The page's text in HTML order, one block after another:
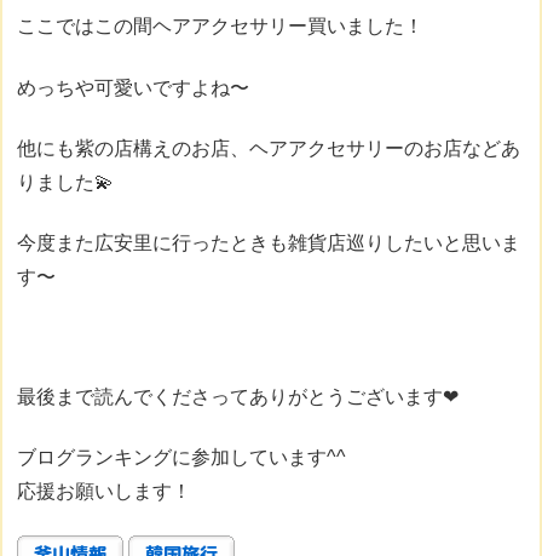
ここではこの間ヘアアクセサリー買いました！
めっちや可愛いですよね〜
他にも紫の店構えのお店、ヘアアクセサリーのお店などあ
りました💫
今度また広安里に行ったときも雑貨店巡りしたいと思いま
す〜
最後まで読んでくださってありがとうございます❤
ブログランキングに参加しています^^
応援お願いします！